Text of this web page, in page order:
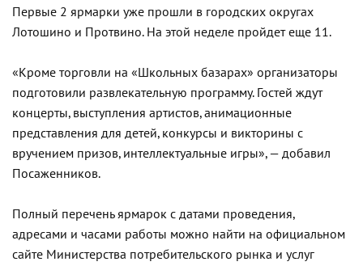
Первые 2 ярмарки уже прошли в городских округах
Лотошино и Протвино. На этой неделе пройдет еще 11.
«Кроме торговли на «Школьных базарах» организаторы
подготовили развлекательную программу. Гостей ждут
концерты, выступления артистов, анимационные
представления для детей, конкурсы и викторины с
вручением призов, интеллектуальные игры», — добавил
Посаженников.
Полный перечень ярмарок с датами проведения,
адресами и часами работы можно найти на официальном
сайте Министерства потребительского рынка и услуг